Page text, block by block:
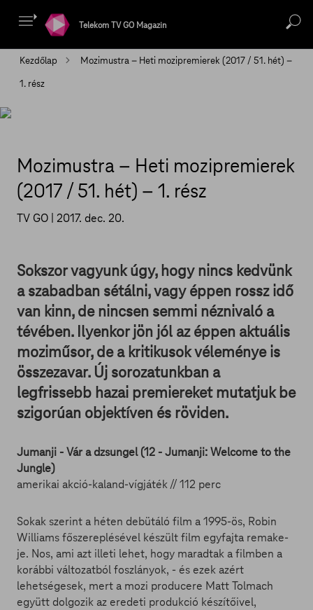
Telekom TV GO Magazin
Kezdőlap
Mozimustra – Heti mozipremierek (2017 / 51. hét) –
1. rész
Mozimustra – Heti mozipremierek
(2017 / 51. hét) – 1. rész
TV GO | 2017. dec. 20.
Sokszor vagyunk úgy, hogy nincs kedvünk
a szabadban sétálni, vagy éppen rossz idő
van kinn, de nincsen semmi néznivaló a
tévében. Ilyenkor jön jól az éppen aktuális
moziműsor, de a kritikusok véleménye is
összezavar. Új sorozatunkban a
legfrissebb hazai premiereket mutatjuk be
szigorúan objektíven és röviden.
Jumanji - Vár a dzsungel (12 - Jumanji: Welcome to the
Jungle)
amerikai akció-kaland-vígjáték // 112 perc
Sokak szerint a héten debütáló film a 1995-ös, Robin
Williams főszereplésével készült film egyfajta remake-
je. Nos, ami azt illeti lehet, hogy maradtak a filmben a
korábbi változatból foszlányok, - és ezek azért
lehetségesek, mert a mozi producere Matt Tolmach
együtt dolgozik az eredeti produkció készítőivel,